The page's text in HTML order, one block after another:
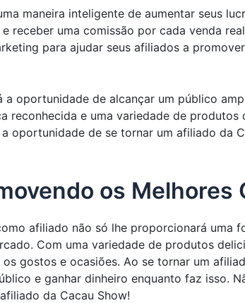
maneira inteligente de aumentar seus
receber uma comissão por cada venda
para ajudar seus afiliados a
oportunidade de alcançar um público
reconhecida e uma variedade de
oportunidade de se tornar um afiliado da
os
afiliado não só lhe proporcionará uma
Com uma variedade de produtos
gostos e ocasiões. Ao se tornar um
e ganhar dinheiro enquanto faz isso.
da Cacau Show!